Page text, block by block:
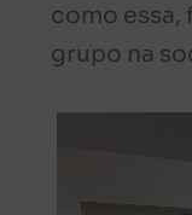
como essa,
grupo na